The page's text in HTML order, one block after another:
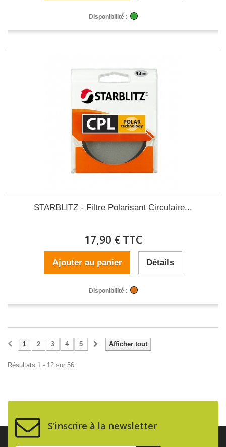
Disponibilité :
STARBLITZ - Filtre Polarisant Circulaire...
17,90 € TTC
Ajouter au panier Détails
Disponibilité :
Afficher tout
1 2 3 4 5
Résultats 1 - 12 sur 56.
S'inscrire à la newsletter